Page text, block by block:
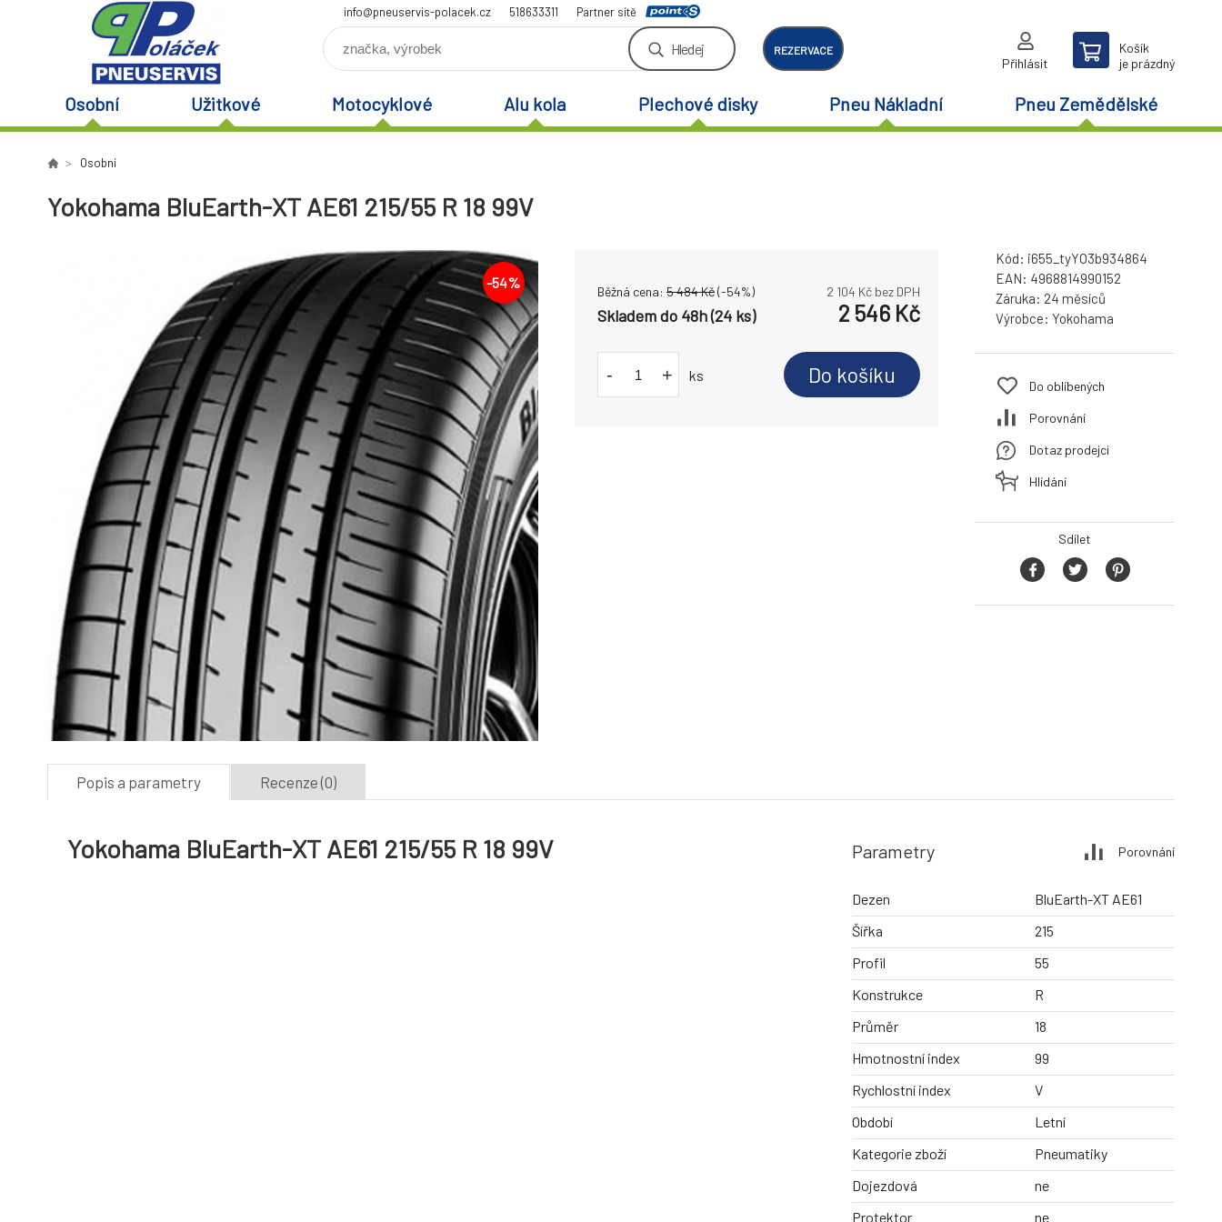
info@pneuservis-polacek.cz 518633311 Partner sítě
Hledej REZERVACE
Přihlásit
Košík
je prázdný
Osobní Užitkové Motocyklové Alu kola Plechové disky Pneu Nákladní Pneu Zemědělské
Osobní
Yokohama BluEarth-XT AE61 215/55 R 18 99V
-54%
Běžná cena: 5 484Kč(-54%) 2 104 Kč bez DPH
Skladem do 48h (24 ks) 2 546 Kč
- + ks Do košíku
Kód: i655_tyYO3b934864
EAN: 4968814990152
Záruka: 24 měsíců
Výrobce: Yokohama
Do oblíbených
Porovnání
Dotaz prodejci
Hlídání
Sdílet
Popis a parametry Recenze (0)
Yokohama BluEarth-XT AE61 215/55 R 18 99V Parametry Porovnání
Dezen
BluEarth-XT AE61
Šířka
215
Profil
55
Konstrukce
R
Průměr
18
Hmotnostní index
99
Rychlostní index
V
Období
Letní
Kategorie zboží
Pneumatiky
Dojezdová
ne
Protektor
ne